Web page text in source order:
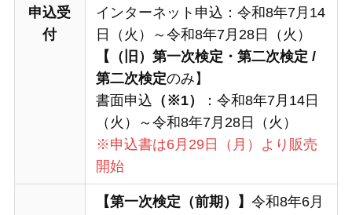
申込受
付
インターネット申込：令和8年7月14
日（火）～令和8年7月28日（火）
【（旧）第一次検定・第二次検定 /
第二次検定のみ】
書面申込 （※1）
：令和8年7月14日
（火）～令和8年7月28日（火）
※申込書は6月29日（月）より販売
開始
【第一次検定（前期）】令和8年6月